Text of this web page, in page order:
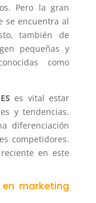
Pero la gran
se encuentra al
también de
pequeñas y
como
es vital estar
y tendencias.
diferenciación
competidores.
en este
marketing